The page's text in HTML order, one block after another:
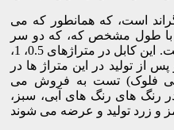
است، که همانطور که می
با طول مشخص که، که دو سر
آن به سوکت شبکه وصل شده است. این کابل در متراژهای 0.5، 1،
متری بوده و پس از تولید در این متراژ ها در
فلوک) تست به فروش می
رنگ های رنگ های آبی، سبز،